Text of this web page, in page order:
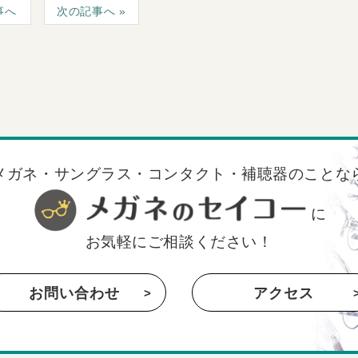
へ 次の記事へ
ガネ・サングラス・コンタクト・補聴器のことな
に
お気軽にご相談ください！
お問い合わせ アクセス